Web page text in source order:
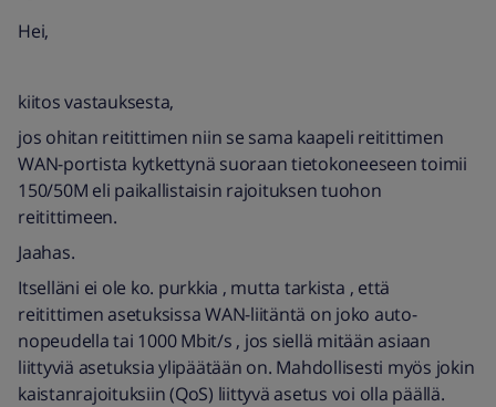
Hei,
kiitos vastauksesta,
jos ohitan reitittimen niin se sama kaapeli reitittimen
WAN-portista kytkettynä suoraan tietokoneeseen toimii
150/50M eli paikallistaisin rajoituksen tuohon
reitittimeen.
Jaahas.
Itselläni ei ole ko. purkkia , mutta tarkista , että
reitittimen asetuksissa WAN-liitäntä on joko auto-
nopeudella tai 1000 Mbit/s , jos siellä mitään asiaan
liittyviä asetuksia ylipäätään on. Mahdollisesti myös jokin
kaistanrajoituksiin (QoS) liittyvä asetus voi olla päällä.